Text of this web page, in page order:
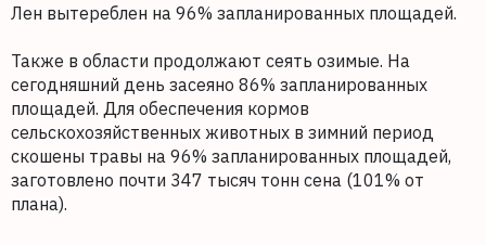
Лен вытереблен на 96% запланированных площадей.
Также в области продолжают сеять озимые. На
сегодняшний день засеяно 86% запланированных
площадей. Для обеспечения кормов
сельскохозяйственных животных в зимний период
скошены травы на 96% запланированных площадей,
заготовлено почти 347 тысяч тонн сена (101% от
плана).